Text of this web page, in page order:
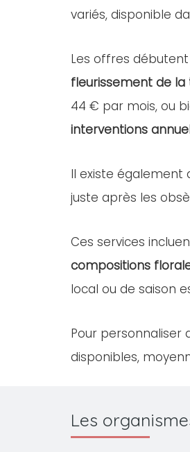
variés, disponible
Les offres
fleurissement de
44 € par mois, ou
interventions
Il existe également
juste après les
Ces services
compositions
local ou de saison
Pour personnaliser
disponibles,
Les